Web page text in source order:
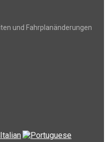
und Fahrplanänderungen